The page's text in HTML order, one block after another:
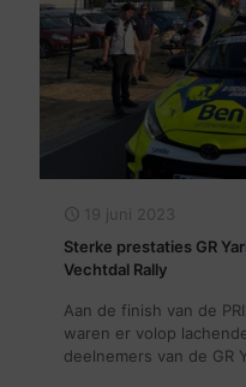
19 juni 2023
Sterke prestaties GR
Vechtdal Rally
Aan de finish van de
waren er volop
deelnemers van de GR